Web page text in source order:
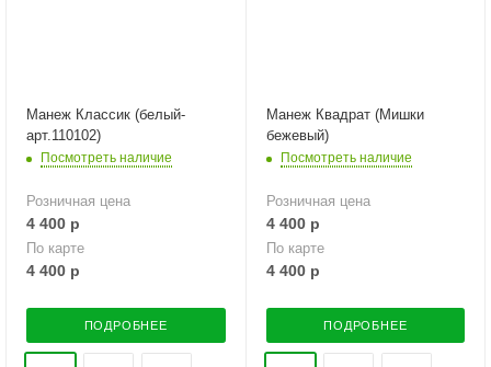
Манеж Классик (белый-
арт.110102)
Посмотреть наличие
Розничная цена
4 400 р
По карте
4 400 р
ПОДРОБНЕЕ
Манеж Квадрат (Мишки
бежевый)
Посмотреть наличие
Розничная цена
4 400р
По карте
4 400р
ПОДРОБНЕЕ